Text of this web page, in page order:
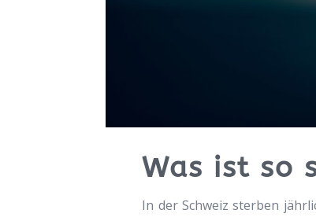
Was ist so
In der Schweiz sterben